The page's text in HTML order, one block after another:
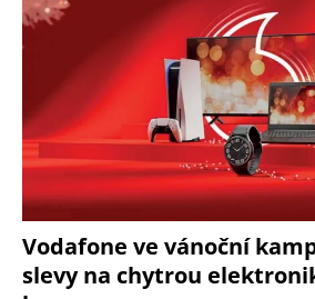
Vodafone ve vánoční
slevy na chytrou